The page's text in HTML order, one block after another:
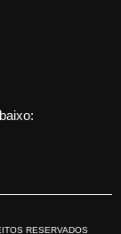
RESERVADOS